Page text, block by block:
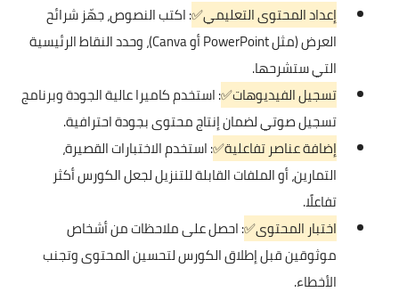
إعداد المحتوى التعليمي✅: اكتب النصوص، جهّز شرائح
العرض (مثل PowerPoint أو Canva)، وحدد النقاط الرئيسية
التي ستشرحها.
تسجيل الفيديوهات✅: استخدم كاميرا عالية الجودة وبرنامج
تسجيل صوتي لضمان إنتاج محتوى بجودة احترافية.
إضافة عناصر تفاعلية✅: استخدم الاختبارات القصيرة،
التمارين، أو الملفات القابلة للتنزيل لجعل الكورس أكثر
تفاعلًا.
اختبار المحتوى✅: احصل على ملاحظات من أشخاص
موثوقين قبل إطلاق الكورس لتحسين المحتوى وتجنب
الأخطاء.